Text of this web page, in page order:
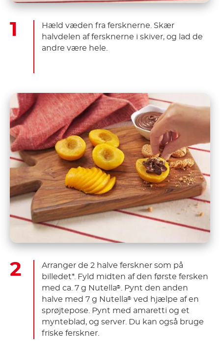
Hæld væden fra fersknerne. Skær
halvdelen af fersknerne i skiver, og lad de
andre være hele.
Arranger de 2 halve ferskner som på
billedet*. Fyld midten af den første fersken
med ca. 7 g Nutella® . Pynt den anden
halve med 7 g Nutella® ved hjælpe af en
sprøjtepose. Pynt med amaretti og et
mynteblad, og server. Du kan også bruge
friske ferskner.